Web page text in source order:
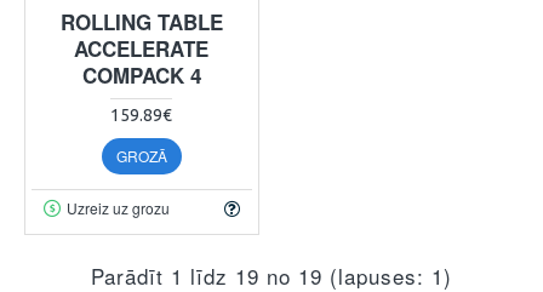
ROLLING TABLE
ACCELERATE
COMPACK 4
159.89€
GROZĀ
Uzreiz uz grozu
Parādīt 1 līdz 19 no 19 (lapuses: 1)